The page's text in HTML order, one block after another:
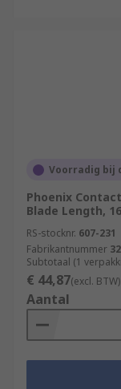
Voorradig bij
Phoenix
Blade Length,
RS-stocknr. 607-231
Fabrikantnummer
Subtotaal (1
€ 44,87(excl. BTW)
Aantal